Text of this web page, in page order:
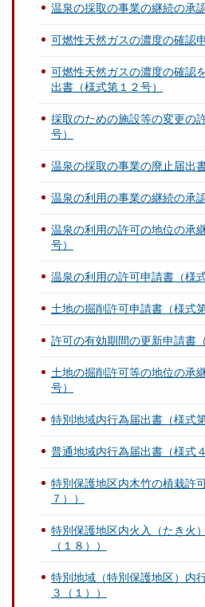
温泉の採取の事業の継続の承
可燃性天然ガスの濃度の確認
可燃性天然ガスの濃度の確認
出書（様式第１２号）
採取のための施設等の変更の
号）
温泉の採取の事業の廃止届出
温泉の利用の事業の継続の承
温泉の利用の許可の地位の承
号）
温泉の利用の許可申請書（様
土地の掘削許可申請書（様式第
許可の有効期間の更新申請書
土地の掘削許可等の地位の承
号）
特別地域内行為届出書（様式
普通地域内行為届出書（様式４
特別保護地区内木竹の植栽許
７））
特別保護地区内火入（たき火
（１８））
特別地域（特別保護地区）内
３（１））